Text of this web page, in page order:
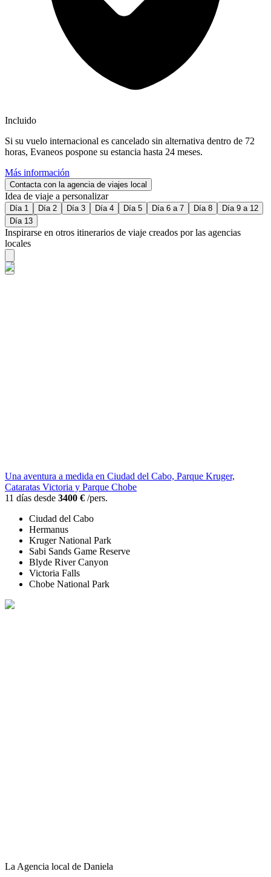
Incluido
Si su vuelo internacional es cancelado sin alternativa dentro de 72
horas, Evaneos pospone su estancia hasta 24 meses.
Más información
Contacta con la agencia de viajes local
Idea de viaje a personalizar
Día 1 Día 2 Día 3 Día 4 Día 5 Día 6 a 7 Día 8
Día 9 a 12
Día 13
Inspirarse en otros itinerarios de viaje creados por las agencias
locales
Una aventura a medida en Ciudad del Cabo, Parque Kruger,
Cataratas Victoria y Parque Chobe
11 días desde 3400 € /pers.
Ciudad del Cabo
Hermanus
Kruger National Park
Sabi Sands Game Reserve
Blyde River Canyon
Victoria Falls
Chobe National Park
La Agencia local de Daniela